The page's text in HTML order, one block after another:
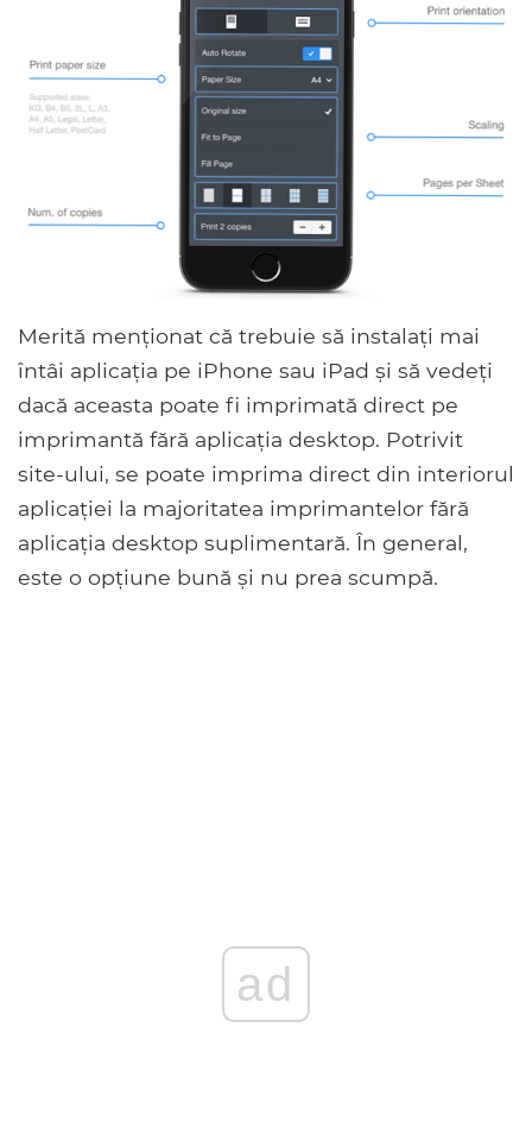
Merită menționat că trebuie să instalați mai
întâi aplicația pe iPhone sau iPad și să vedeți
dacă aceasta poate fi imprimată direct pe
imprimantă fără aplicația desktop. Potrivit
site-ului, se poate imprima direct din interiorul
aplicației la majoritatea imprimantelor fără
aplicația desktop suplimentară. În general,
este o opțiune bună și nu prea scumpă.
ad